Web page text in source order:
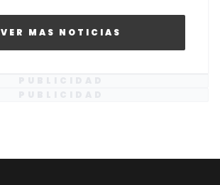
VER MAS NOTICIAS